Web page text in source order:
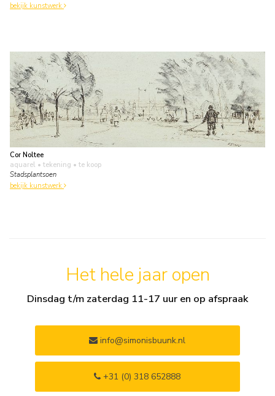
bekijk kunstwerk
Cor Noltee
aquarel • tekening • te koop
Stadsplantsoen
bekijk kunstwerk
Het hele jaar open
Dinsdag t/m zaterdag 11-17 uur en op afspraak
info@simonisbuunk.nl
+31 (0) 318 652888